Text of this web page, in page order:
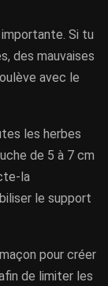
Si tu
des mauvaises
avec le
les herbes
de 5 à 7 cm
la
le support
pour créer
de limiter les